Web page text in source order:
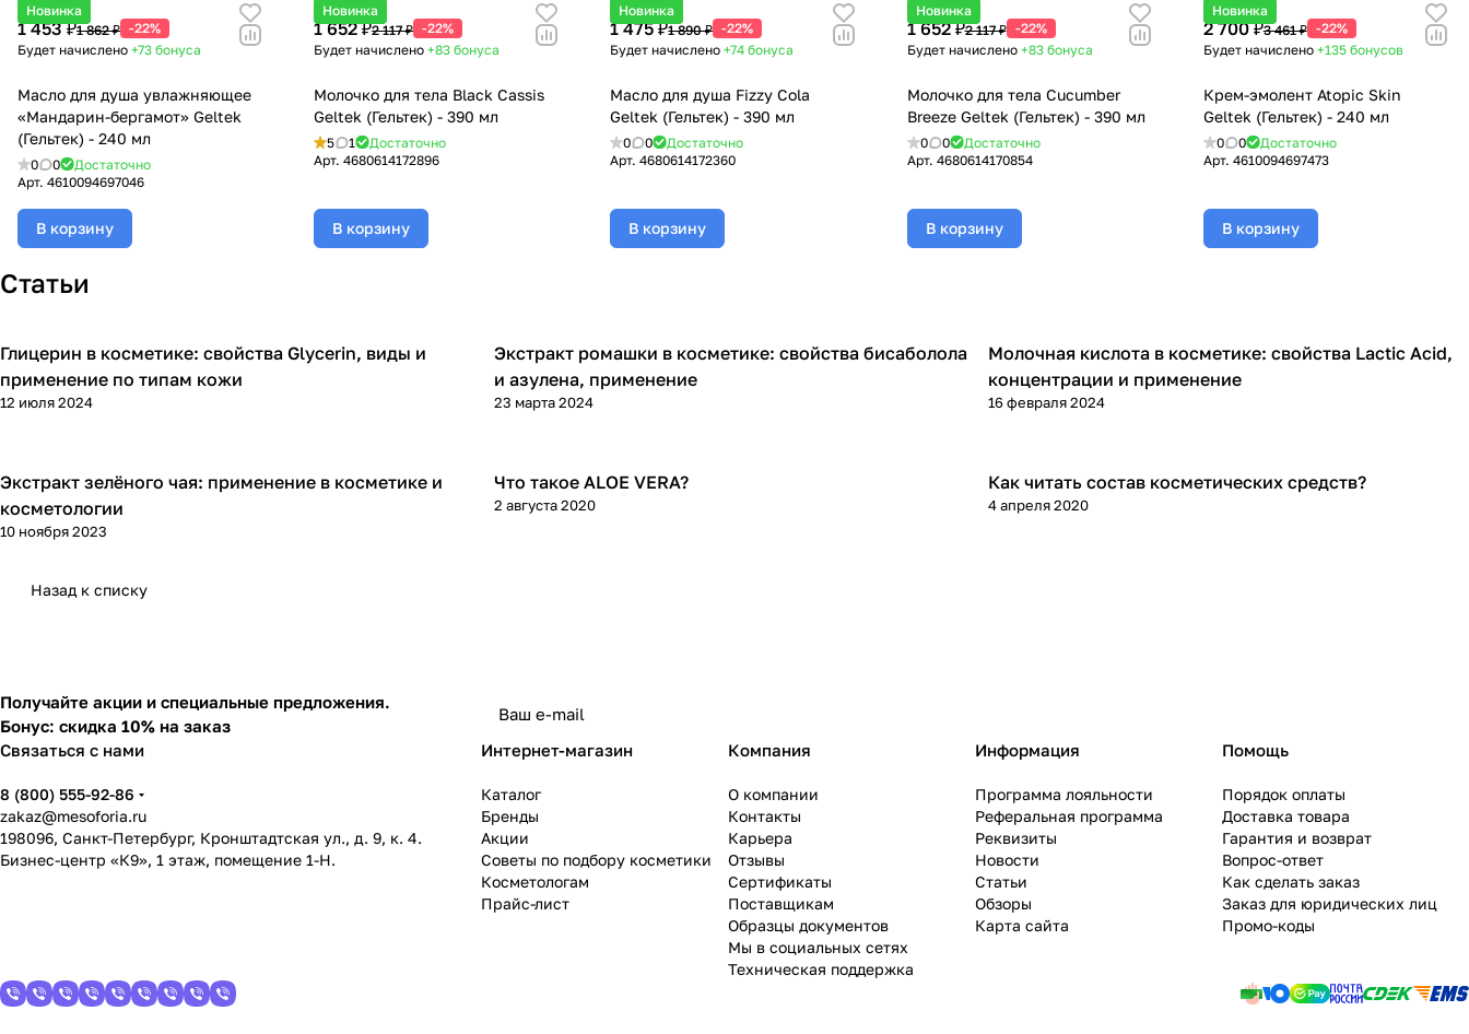
Новинка
1 453 ₽1 862 ₽ -22%
Будет начислено +73 бонуса
Масло для душа увлажняющее
«Мандарин-бергамот» Geltek
(Гельтек) - 240 мл
0 0
Достаточно
Арт. 4610094697046
В корзину
Новинка
1 652 ₽2 117 ₽ -22%
Будет начислено +83 бонуса
Молочко для тела Black Cassis
Geltek (Гельтек) - 390 мл
5 1
Достаточно
Арт.4680614172896
В корзину
Новинка
1 475 ₽1 890 ₽ -22%
Будет начислено +74 бонуса
Масло для душа Fizzy Cola
Geltek (Гельтек) - 390 мл
0 0
Достаточно
Арт.4680614172360
В корзину
Новинка
1 652 ₽2 117 ₽ -22%
Будет начислено +83 бонуса
Молочко для тела Cucumber
Breeze Geltek (Гельтек) - 390 мл
0 0
Достаточно
Арт. 4680614170854
В корзину
Новинка
2 700 ₽3 461 ₽ -22%
Будет начислено +135 бонусов
Крем-эмолент Atopic Skin
Geltek (Гельтек) - 240 мл
0 0
Достаточно
Арт. 4610094697473
В корзину
Статьи
Компоненты косметики
Глицерин в косметике: свойства Glycerin, виды и
применение по типам кожи
12 июля 2024
Компоненты косметики
Экстракт ромашки в косметике: свойства бисаболола
и азулена, применение
23 марта 2024
Компоненты косметики
Молочная кислота в косметике: свойства Lactic Acid,
концентрации и применение
16 февраля 2024
Уход за лицом
Экстракт зелёного чая: применение в косметике и
косметологии
10 ноября 2023
Уход за лицом
Что такое ALOE VERA?
2 августа 2020
Уход за лицом
Как читать состав косметических средств?
4 апреля 2020
Назад к списку
Получайте акции и специальные предложения.
Бонус: скидка 10% на заказ
Связаться с нами
8 (800) 555-92-86
zakaz@mesoforia.ru
198096, Санкт-Петербург, Кронштадтская ул., д. 9, к. 4.
Бизнес-центр «К9», 1 этаж, помещение 1-Н.
Интернет-магазин
Каталог
Бренды
Акции
Советы по подбору косметики
Косметологам
Прайс-лист
Компания
О компании
Контакты
Карьера
Отзывы
Сертификаты
Поставщикам
Образцы документов
Мы в социальных сетях
Техническая поддержка
Информация
Программа лояльности
Реферальная программа
Реквизиты
Новости
Статьи
Обзоры
Карта сайта
Помощь
Порядок оплаты
Доставка товара
Гарантия и возврат
Вопрос-ответ
Как сделать заказ
Заказ для юридических лиц
Промо-коды